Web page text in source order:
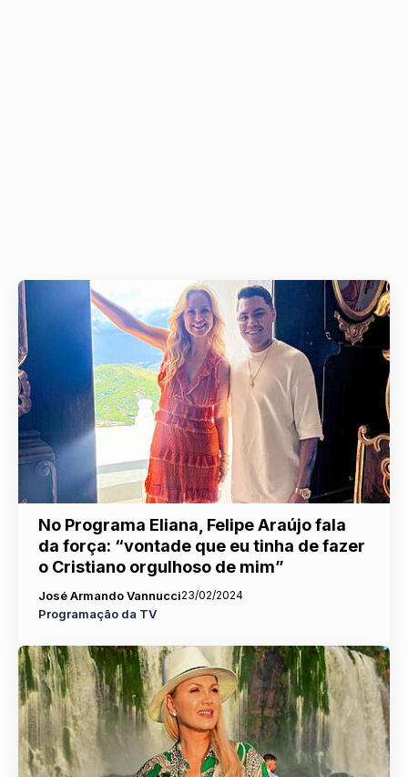
No Programa Eliana, Felipe Araújo fala
da força: “vontade que eu tinha de fazer
o Cristiano orgulhoso de mim”
José Armando Vannucci23/02/2024
Programação da TV